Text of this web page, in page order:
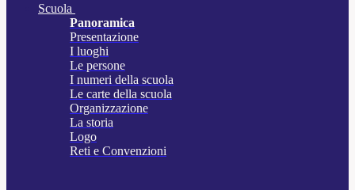
Scuola
Panoramica
Presentazione
I luoghi
Le persone
I numeri della scuola
Le carte della scuola
Organizzazione
La storia
Logo
Reti e Convenzioni